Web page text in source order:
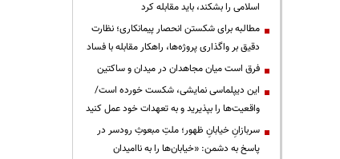
اسلامی را بشکند، باید مقابله کرد
مطالبه برای شکستن انحصار پیمانکاری؛ نظارت
دقیق بر واگذاری پروژه‌ها، راهکار مقابله با فساد
فرق است میان مجاهدان در میدان و ساکتین
این دیپلماسی نمایشی، شکست خورده است/
واقعیت‌ها را بپذیرید و به تعهدات خود عمل کنید
سربازانِ خیابانِ ظهور؛ ملتِ مبعوثِ رودسر در
پاسخ به دشمن: «خیابان‌ها را به ناامیدان